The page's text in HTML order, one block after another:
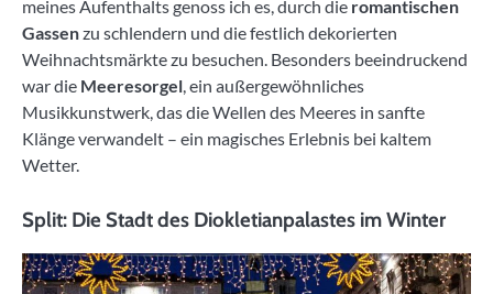
meines Aufenthalts genoss ich es, durch die romantischen
Gassenzu schlendern und die festlich dekorierten
Weihnachtsmärkte zu besuchen. Besonders beeindruckend
war die Meeresorgel , ein außergewöhnliches
Musikkunstwerk, das die Wellen des Meeres in sanfte
Klänge verwandelt – ein magisches Erlebnis bei kaltem
Wetter.
Split: Die Stadt des Diokletianpalastes im Winter